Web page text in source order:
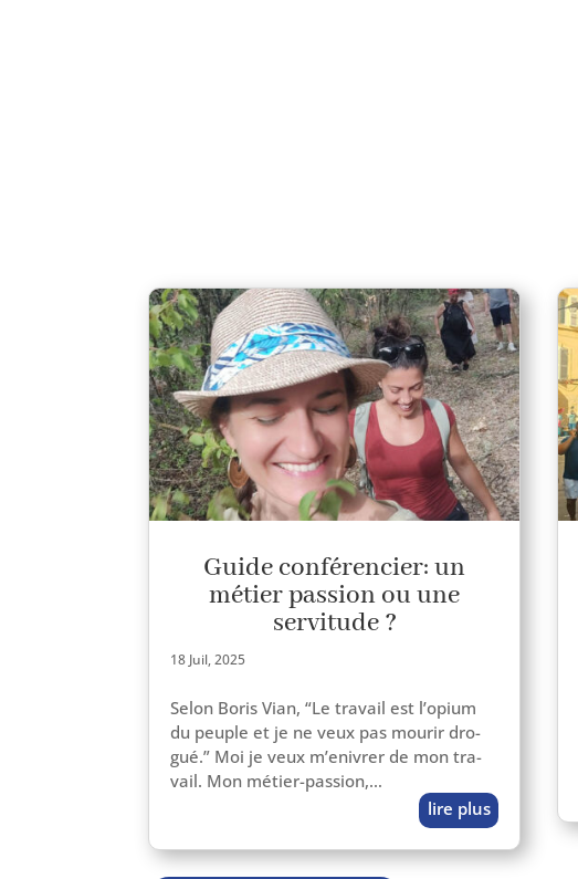
Guide conférencier: un
métier passion ou une
servitude ?
18 Juil, 2025
Selon Boris Vian, “Le tra­vail est l’o­pium
du peuple et je ne veux pas mou­rir dro­
gué.” Moi je veux m’en­ivrer de mon tra­
vail. Mon métier-passion,…
lire plus